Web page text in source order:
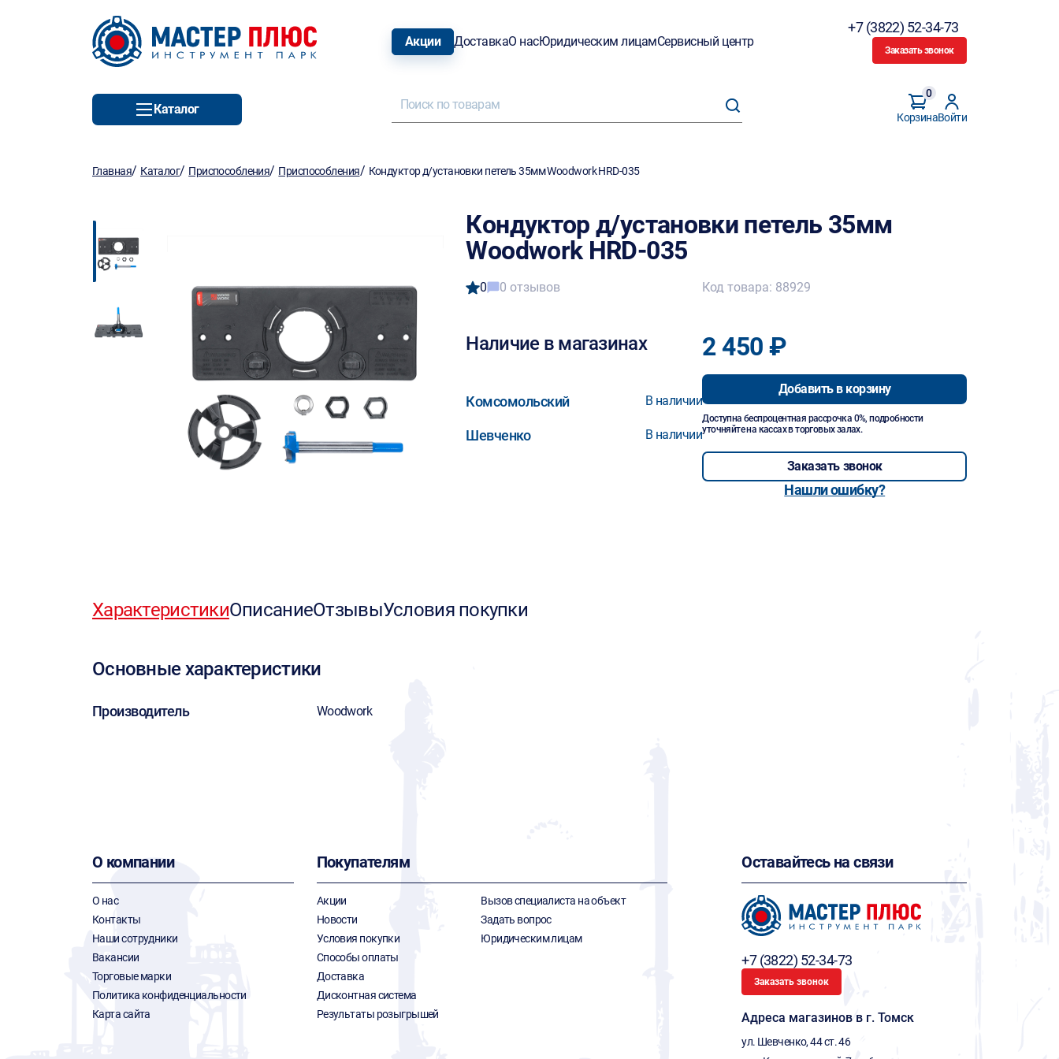
Акции ДоставкаО насЮридическим лицамСервисный центр
+7 (3822) 52-34-73
Заказать звонок
Каталог
Корзина
0
Войти
Главная/ Каталог/ Приспособления/ Приспособления/ Кондуктор д/установки петель 35мм Woodwork HRD-035
Кондуктор д/установки петель 35мм
Woodwork HRD-035
0 0 отзывов
Наличие в магазинах
Комсомольский В наличии
Шевченко В наличии
Код товара: 88929
2 450 ₽
Добавить в корзину
Доступна беспроцентная рассрочка 0%, подробности
уточняйте на кассах в торговых залах.
Заказать звонок
Нашли ошибку?
ХарактеристикиОписаниеОтзывыУсловия покупки
Основные характеристики
Производитель Woodwork
О компании
О нас
Контакты
Наши сотрудники
Вакансии
Торговые марки
Политика конфиденциальности
Карта сайта
Покупателям
Акции
Новости
Условия покупки
Способы оплаты
Доставка
Дисконтная система
Результаты розыгрышей
Вызов специалиста на объект
Задать вопрос
Юридическим лицам
Оставайтесь на связи
+7 (3822) 52-34-73
Заказать звонок
Адреса магазинов в г. Томск
ул. Шевченко, 44 ст. 46